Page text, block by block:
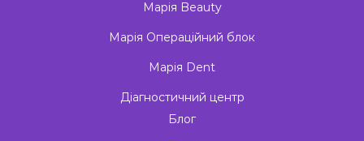
Марія Beauty
Марія Операційний блок
Марія Dent
Діагностичний центр
Блог